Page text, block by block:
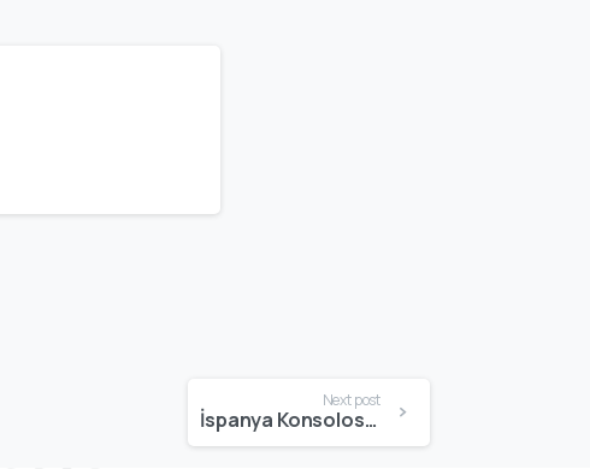
Next post
İspanya Konsolosluğu Vize İçin Gerekli Belgeler: Schengen ve Ulusal Vize Başvuruları İçin Güncel Evrak Rehberi